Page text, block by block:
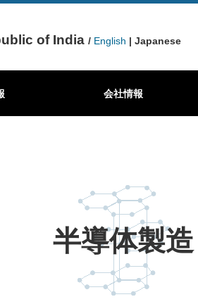
of India / English | Japanese
な所で活躍しています 東
黒鉛シート製品 機械用カーボン製品
会社情報
半導体製造